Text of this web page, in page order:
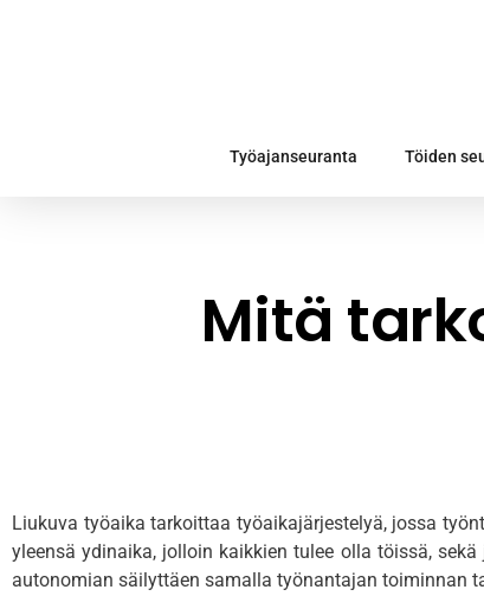
Työajanseuranta Töiden
Mitä
Liukuva työaika tarkoittaa työaikajärjestelyä, jossa
yleensä ydinaika, jolloin kaikkien tulee olla töissä,
autonomian säilyttäen samalla työnantajan toiminnan